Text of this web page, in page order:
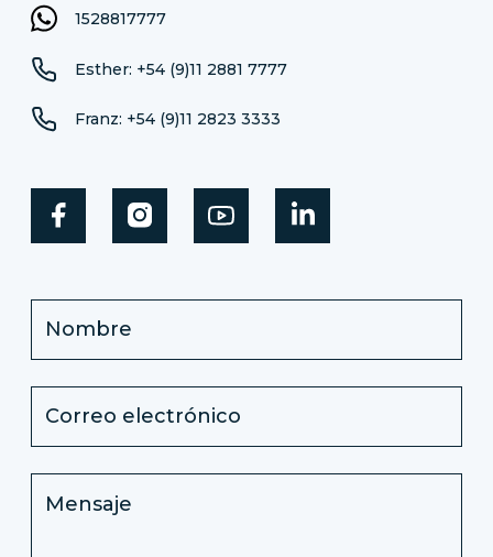
1528817777
Esther: +54 (9)11 2881 7777
Franz: +54 (9)11 2823 3333